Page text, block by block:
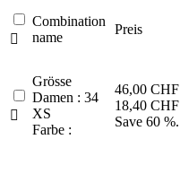

Combination
name
Preis

Grösse
Damen : 34
XS
Farbe :
46,00 CHF
18,40 CHF
Save 60 %.